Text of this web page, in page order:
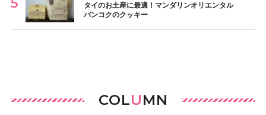
タイのお土産に最適！マンダリンオリエンタル
バンコクのクッキー
COLUMN